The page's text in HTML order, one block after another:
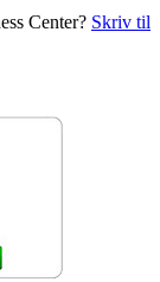
Center? Skriv til